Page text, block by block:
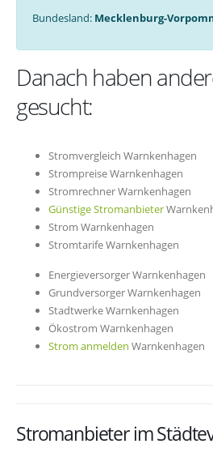
Bundesland: Mecklenburg-
Danach haben
gesucht:
Stromvergleich Warnkenhagen
Strompreise Warnkenhagen
Stromrechner Warnkenhagen
Günstige Stromanbieter
Strom Warnkenhagen
Stromtarife Warnkenhagen
Energieversorger Warnkenhagen
Grundversorger Warnkenhagen
Stadtwerke Warnkenhagen
Ökostrom Warnkenhagen
Strom anmelden Warnkenhagen
Stromanbieter im